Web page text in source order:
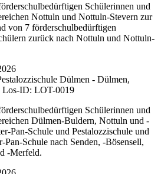
Schülerinnen und
Nottuln und Nottuln-Stevern zur
von 7 förderschulbedürftigen
zurück nach Nottuln und Nottuln-
Dülmen - Dülmen,
Los-ID: LOT-0019
Schülerinnen und
Dülmen-Buldern, Nottuln und -
Pan-Schule und Pestalozzischule und
Pan-Schule nach Senden, -Bösensell,
-Merfeld.